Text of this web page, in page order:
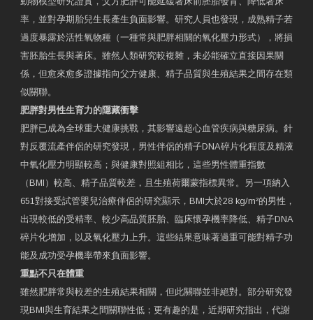
率，並對孕期胎兒生長產生負面影響。研究人員也發現，成熟精子若
過度暴露於活性氧物種（一種常與肥胖相關的氧化壓力形式），將損
害胚胎生長與著床。雖然人類研究較複雜，未必能確立直接因果關
係，但愈來愈多證據指向父方健康、精子品質與生殖結果之間存在類
似關聯。
肥胖對男性生育力的隱藏衝擊
肥胖已成為全球重大健康挑戰，其影響遠超心血管疾病與糖尿病。針
對反覆流產伴侶的研究發現，男性伴侶的精子DNA碎片化程度及精液
中氧化壓力明顯較高；與健康對照組相比，這些男性體重指數
（BMI）較高、精子品質較差，且生殖荷爾蒙指標異常。另一項納入
651對接受試管嬰兒治療伴侶的研究顯示，BMI大於28 kg/m²的男性，
出現較低的受精率、較少高品質胚胎、臨床懷孕機率降低、精子DNA
碎片化增加，以及氧化壓力上升。這些結果意味著過重可能對精子功
能及成功受孕機率帶來負面影響。
重點不只在體重
雖然肥胖常與較差的生殖結果相關，但此關聯並非絕對。部分研究發
現BMI與生育結果之間關聯性低；更有趣的是，近期研究指出，代謝